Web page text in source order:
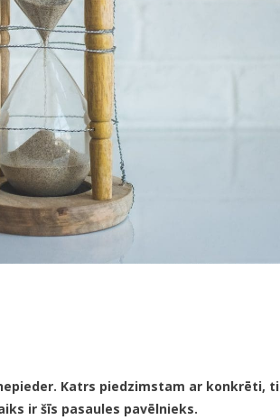
Katrs piedzimstam ar konkrēti,
ir šīs pasaules pavēlnieks.